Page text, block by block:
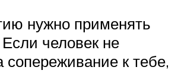
нужно применять
человек не
сопереживание к тебе,